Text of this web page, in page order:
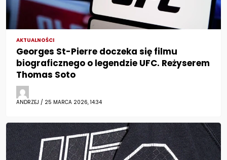
AKTUALNOŚCI
Georges St-Pierre doczeka się filmu
biograficznego o legendzie UFC. Reżyserem
Thomas Soto
ANDRZEJ / 25 MARCA 2026, 14:34